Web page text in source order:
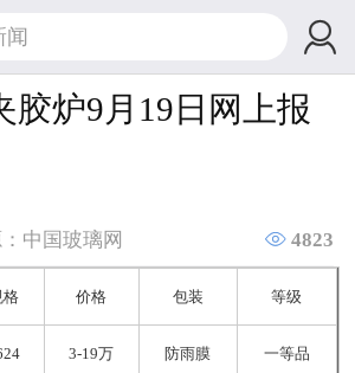

胶炉9月19日网上报
中国玻璃网  4823
格 价格 包装 等级
3-19万 防雨膜 一等品